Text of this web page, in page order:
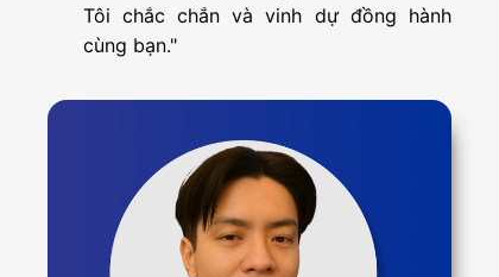
Tôi chắc chắn và vinh dự đồng hành
cùng bạn."